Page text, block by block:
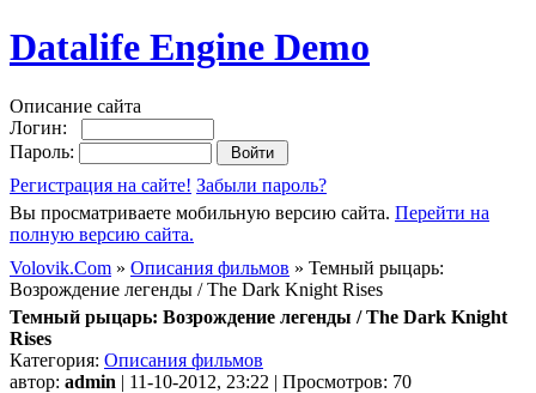
Datalife Engine Demo
Описание сайта
Логин:
Пароль:
Регистрация на сайте! Забыли пароль?
Вы просматриваете мобильную версию сайта. Перейти на
полную версию сайта.
Volovik.Com » Описания фильмов » Темный рыцарь:
Возрождение легенды / The Dark Knight Rises
Темный рыцарь: Возрождение легенды / The Dark Knight
Rises
Категория: Описания фильмов
автор: admin | 11-10-2012, 23:22 | Просмотров: 70